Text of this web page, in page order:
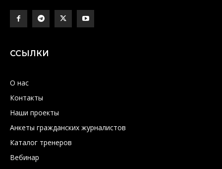
ССЫЛКИ
О нас
Контакты
Наши проекты
Анкеты гражданских журналистов
Каталог тренеров
Вебинар